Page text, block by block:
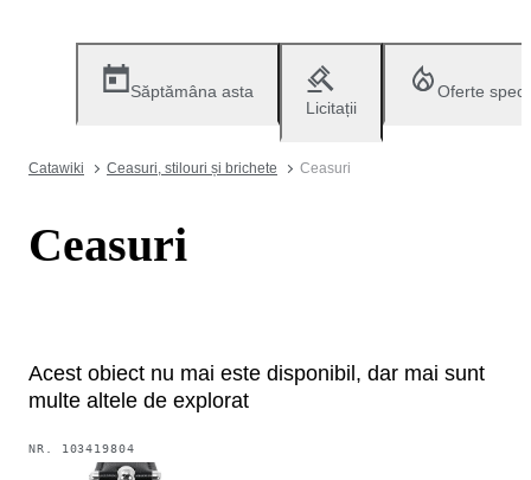
Săptămâna asta
Licitații
Oferte
Catawiki Ceasuri, stilouri și brichete Ceasuri
Ceasuri
Acest obiect nu mai este disponibil, dar mai sunt
multe altele de explorat
NR. 103419804